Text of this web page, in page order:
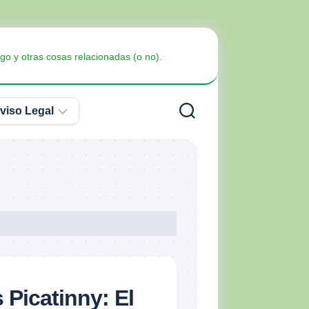
y otras cosas relacionadas (o no).
Legal
Picatinny: El